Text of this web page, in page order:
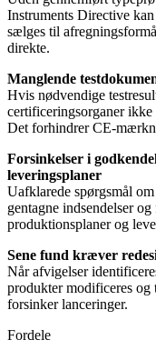
Instruments Directive
sælges til
direkte.
Manglende
Hvis nødvendige
certificeringsorganer ikke
Det forhindrer CE-
Forsinkelser i
leveringsplaner
Uafklarede spørgsmål
gentagne indsendelser
produktionsplaner og
Sene fund kræver
Når afvigelser
produkter modificeres og
forsinker lanceringer.
Fordele